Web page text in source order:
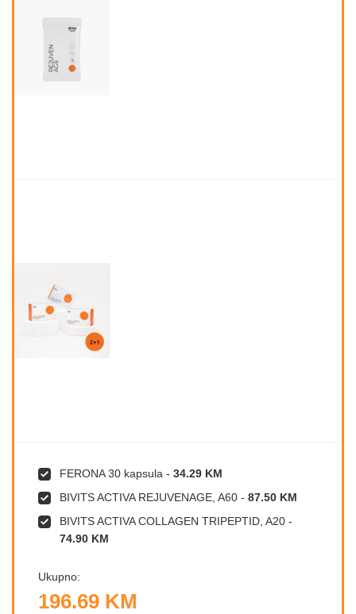
FERONA 30 kapsula - 34.29 KM
BIVITS ACTIVA REJUVENAGE, A60 - 87.50 KM
BIVITS ACTIVA COLLAGEN TRIPEPTID, A20 -
74.90 KM
Ukupno:
196.69 KM